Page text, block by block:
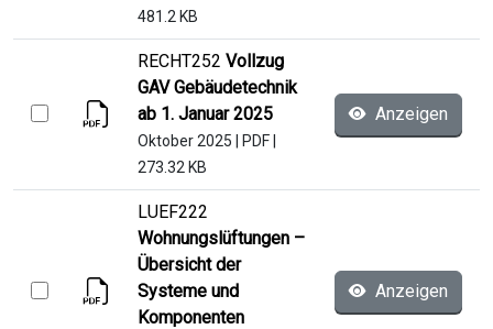
481.2 KB
RECHT252 Vollzug
GAV Gebäudetechnik
ab 1. Januar 2025
Oktober 2025 PDF
273.32 KB
Anzeigen
LUEF222
Wohnungslüftungen –
Übersicht der
Systeme und
Komponenten
Anzeigen